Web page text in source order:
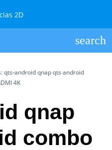
qts-android qnap qts android
4K
qnap
combo